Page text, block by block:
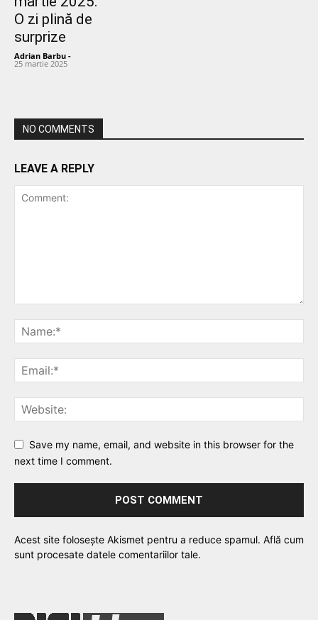
O zi plină de
surprize
Adrian Barbu -
25 martie 2025
NO COMMENTS
LEAVE A REPLY
Save my name, email, and website in this browser for the
next time I comment.
Acest site folosește Akismet pentru a reduce spamul. Află cum
sunt procesate datele comentariilor tale.